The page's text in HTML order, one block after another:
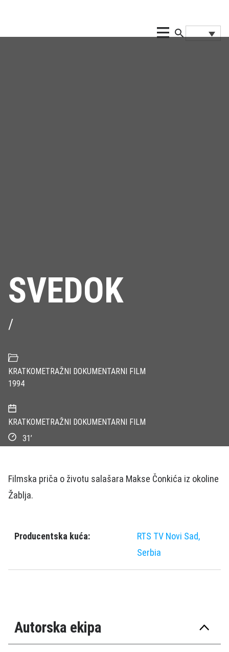
SVEDOK
/
KRATKOMETRAŽNI DOKUMENTARNI FILM
1994
KRATKOMETRAŽNI DOKUMENTARNI FILM
31’
Filmska priča o životu salašara Makse Čonkića iz okoline
Žablja.
Producentska kuća:
RTS TV Novi Sad,
Serbia
Autorska ekipa